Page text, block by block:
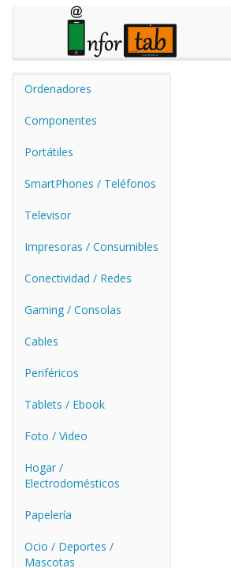
Ordenadores
Componentes
Portátiles
SmartPhones / Teléfonos
Televisor
Impresoras / Consumibles
Conectividad / Redes
Gaming / Consolas
Cables
Periféricos
Tablets / Ebook
Foto / Video
Hogar /
Electrodomésticos
Papelería
Ocio / Deportes /
Mascotas